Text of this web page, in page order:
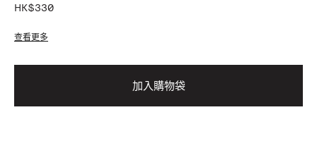
HK$330
查看更多
加入購物袋